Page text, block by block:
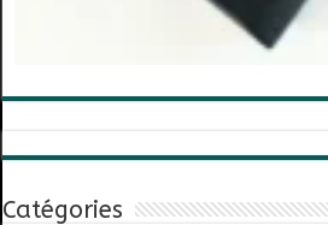
Catégories